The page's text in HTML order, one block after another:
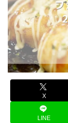
X
LINE